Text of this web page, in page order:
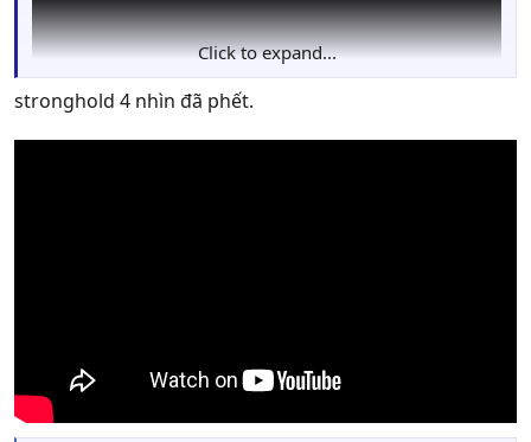
Click to expand...
stronghold 4 nhìn đã phết.